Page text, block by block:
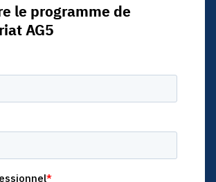
le programme de
AG5